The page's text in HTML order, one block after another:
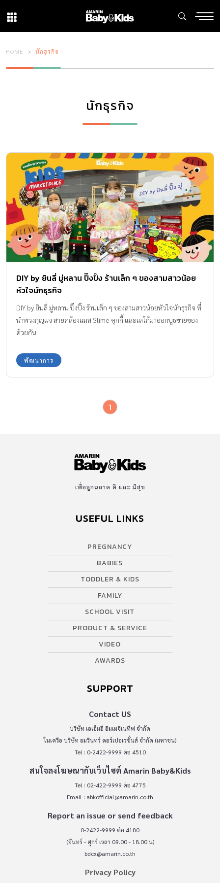
HOME นักธุรกิจ
นักธุรกิจ
DIY by ยินลี่ มู่หลาน ปิ๊งปิ๊ง ร้านเล็ก ๆ ของสามสาวน้อย
หัวใจนักธุรกิจ
DIY by ยินลี่ มู่หลาน ปิ๊งปิ๊ง ร้านเล็ก ๆ ของสามสาวน้อยหัวใจนักธุรกิจ ที่
นำพวงกุญแจ สายคล้องแมส Slime คุกกี้ และเลโก้มาออกบูธขายของ
ด้วยกัน
พัฒนาการ
1
เพื่อลูกฉลาด ดี และ มีสุข
USEFUL LINKS
PREGNANCY
BABIES
TODDLER & KIDS
FAMILY
SCHOOL VISIT
PRODUCT & SERVICE
VIDEO
AWARDS
SUPPORT
Contact US
บริษัท เอเอ็มอี อิมเมจิเนทีฟ จำกัด
ในเครือ บริษัท อมรินทร์ คอร์เปอเรชั่นส์ จำกัด (มหาชน)
Tel : 0-2422-9999 ต่อ 4510
สนใจลงโฆษณากับเว็บไซต์ Amarin Baby&Kids
Tel : 02-422-9999 ต่อ 4775
Email : abkofficial@amarin.co.th
Report an issue or send feedback
0-2422-9999 ต่อ 4180
(จันทร์ - ศุกร์ เวลา 09.00 - 18.00 น)
bdcx@amarin.co.th
Privacy Policy